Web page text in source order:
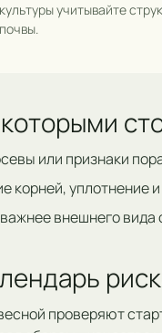
культуры учитывайте
почвы.
или признаки
корней, уплотнение
внешнего вида
проверяют